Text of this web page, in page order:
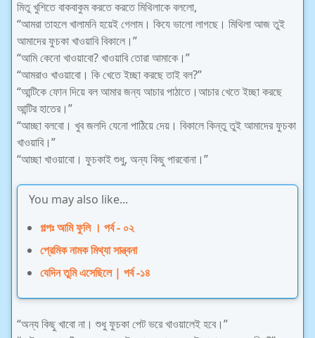
মিতু খুশিতে বাকবাকুম করতে করতে মিথিলাকে বললো,
“আমরা তাহলে খালামনি হয়েই গেলাম। কিযে ভালো লাগছে। মিথিলা আজ তুই
আমাদের ফুচকা খাওয়াবি বিকালে।”
“আমি কেনো খাওয়াবো? খাওয়াবি তোরা আমাকে।”
“আমরাও খাওয়াবো। কি খেতে ইচ্ছা করছে তাই বল?”
“আন্টিকে ফোন দিয়ে বল আমার জন্য আচার পাঠাতে।আচার খেতে ইচ্ছা করছে
আন্টির হাতের।”
“আচ্ছা বলবো। খুব জলদি যেনো পাঠিয়ে দেয়। বিকালে কিন্তু তুই আমাদের ফুচকা
খাওয়াবি।”
“আচ্ছা খাওয়াবো। ফুচকাই শুধু, অন্য কিছু পারবোনা।”
You may also like...
গল্পঃ আমি ফুলি । পর্ব - ০২
প্রেমিক নামক মিথ্যা সান্ত্বনা
যেদিন তুমি এসেছিলে | পর্ব -১৪
“অন্য কিছু খাবো না। শুধু ফুচকা পেট ভরে খাওয়ালেই হবে।”